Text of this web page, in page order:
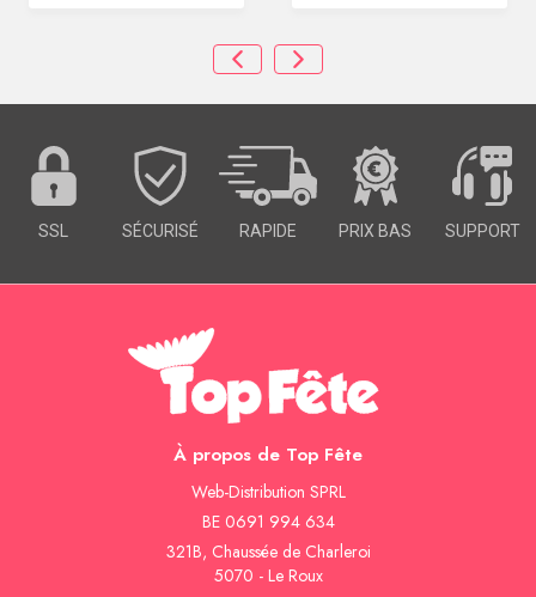
SSL SÉCURISÉ RAPIDE PRIX BAS SUPPORT
À propos de Top Fête
Web-Distribution SPRL
BE 0691 994 634
321B, Chaussée de Charleroi
5070 - Le Roux